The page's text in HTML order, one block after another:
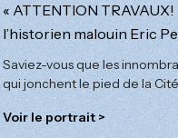
« ATTENTION TRAVAUX!
l’historien malouin Eric
Saviez-vous que les
qui jonchent le pied de la
Voir le portrait >